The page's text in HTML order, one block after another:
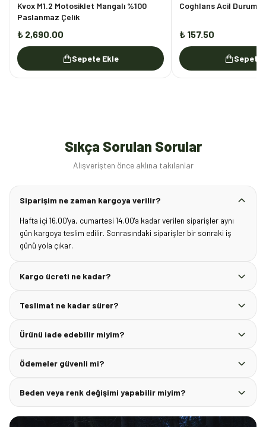
Kvox M1.2 Motosiklet Mangalı %100
Paslanmaz Çelik
₺ 2,690.00
Sepete Ekle
Coghlans Acil Durum
₺ 157.50
Sepete
Sıkça Sorulan Sorular
Alışverişten önce aklına takılanlar
Siparişim ne zaman kargoya verilir?
Hafta içi 16.00'ya, cumartesi 14.00'a kadar verilen siparişler aynı
gün kargoya teslim edilir. Sonrasındaki siparişler bir sonraki iş
günü yola çıkar.
Kargo ücreti ne kadar?
Teslimat ne kadar sürer?
Ürünü iade edebilir miyim?
Ödemeler güvenli mi?
Beden veya renk değişimi yapabilir miyim?